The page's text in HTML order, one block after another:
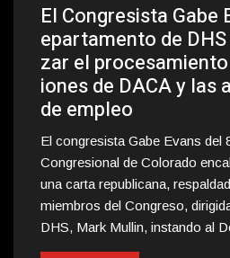
El Congresista Gabe
epartamento de DHS
zar el
iones de DACA y las
de empleo
El congresista Gabe Evans del
Congresional de Colorado
una carta republicana,
miembros del Congreso,
DHS, Mark Mullin, instando al